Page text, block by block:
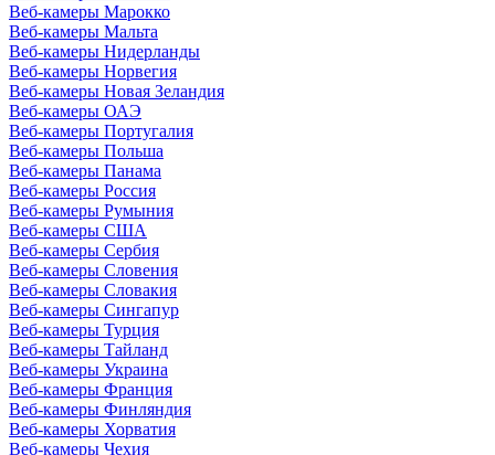
Веб-камеры Марокко
Веб-камеры Мальта
Веб-камеры Нидерланды
Веб-камеры Норвегия
Веб-камеры Новая Зеландия
Веб-камеры ОАЭ
Веб-камеры Португалия
Веб-камеры Польша
Веб-камеры Панама
Веб-камеры Россия
Веб-камеры Румыния
Веб-камеры США
Веб-камеры Сербия
Веб-камеры Словения
Веб-камеры Словакия
Веб-камеры Сингапур
Веб-камеры Турция
Веб-камеры Тайланд
Веб-камеры Украина
Веб-камеры Франция
Веб-камеры Финляндия
Веб-камеры Хорватия
Веб-камеры Чехия